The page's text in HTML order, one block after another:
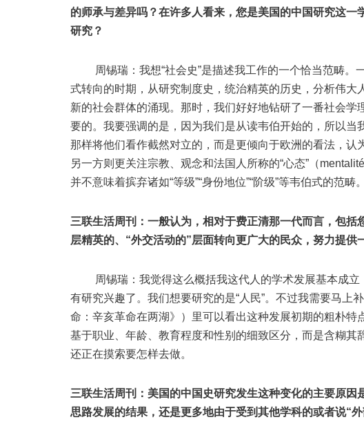
的师承与差异吗？在许多人看来，您是美国的中国研究这
研究？
周锡瑞：我想“社会史”是描述我工作的一个恰当范畴。
式转向的时期，从研究制度史，统治精英的历史，分析伟
新的社会群体的涌现。那时，我们好好地钻研了一番社会
要的。我要强调的是，因为我们是从读韦伯开始的，所以
那样将他们看作截然对立的，而是更倾向于欧洲的看法，认
另一方则更关注宗教、观念和法国人所称的“心态”（
并不意味着摈弃诸如“等级”“身份地位”“阶级”等韦伯式的范畴。
三联生活周刊：一般认为，相对于费正清那一代而言，包
层精英的、“外交活动的”层面转向更广大的民众，努力提
周锡瑞：我觉得这么概括我这代人的学术发展基本成立
有研究兴趣了。我们想要研究的是“人民”。不过我需要马上
命：辛亥革命在两湖》）里可以看出这种发展初期的粗朴
基于职业、年龄、教育程度和性别的细致区分，而是含糊其
还正在摸索要怎样去做。
三联生活周刊：美国的中国史研究发生这种变化的主要原
思路发展的结果，还是更多地由于受到其他学科的或者说“